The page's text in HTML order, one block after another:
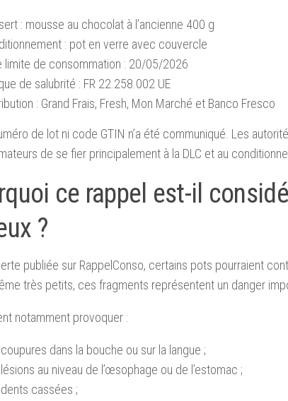
: mousse au chocolat à l’ancienne 400 g
: pot en verre avec couvercle
limite de consommation : 20/05/2026
de salubrité : FR 22.258.002 UE
: Grand Frais, Fresh, Mon Marché et Banco Fresco
de lot ni code GTIN n’a été communiqué. Les
de se fier principalement à la DLC et au
ce rappel est-il
?
publiée sur RappelConso, certains pots pourraient
très petits, ces fragments représentent un danger
notamment provoquer :
dans la bouche ou sur la langue ;
au niveau de l’œsophage ou de l’estomac ;
cassées ;